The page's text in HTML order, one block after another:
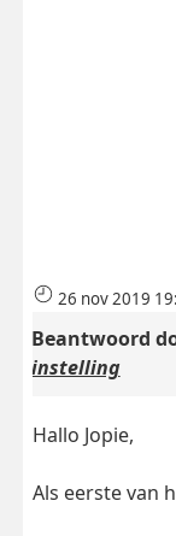
26 nov 2019
Beantwoord
instelling
Hallo Jopie,
Als eerste van